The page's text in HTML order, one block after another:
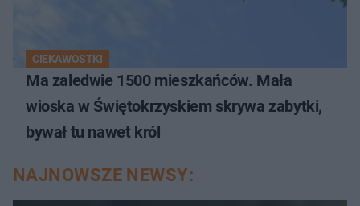
CIEKAWOSTKI
Ma zaledwie 1500 mieszkańców. Mała
wioska w Świętokrzyskiem skrywa zabytki,
bywał tu nawet król
NAJNOWSZE NEWSY: